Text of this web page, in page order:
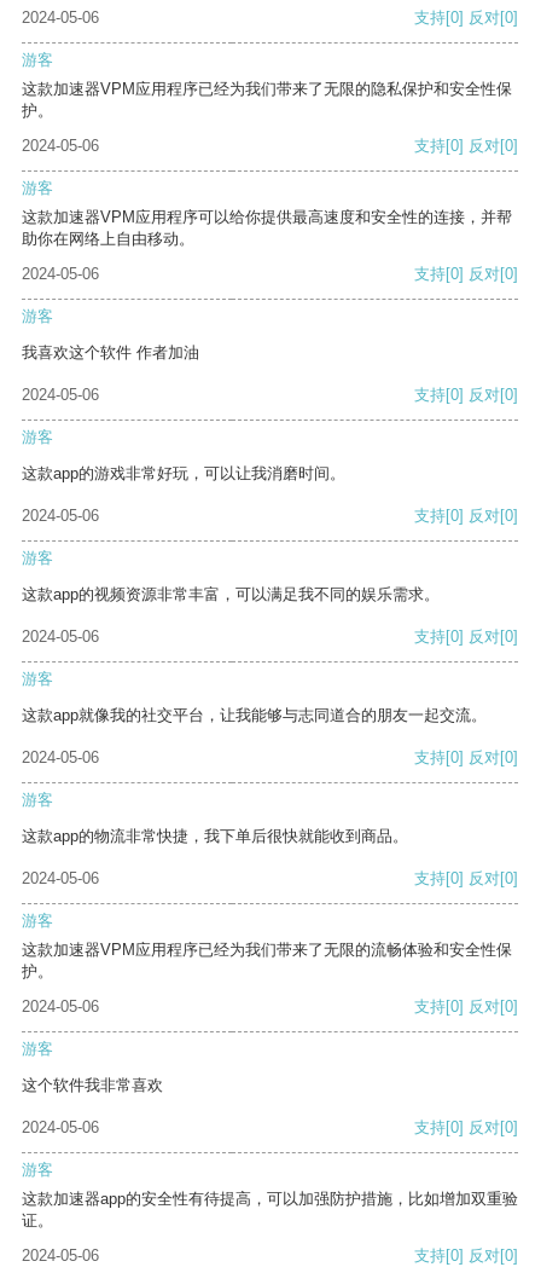
2024-05-06 支持[0] 反对[0]
游客
这款加速器VPM应用程序已经为我们带来了无限的隐私保护和安全性保
护。
2024-05-06
支持[0] 反对[0]
游客
这款加速器VPM应用程序可以给你提供最高速度和安全性的连接，并帮
助你在网络上自由移动。
2024-05-06
支持[0] 反对[0]
游客
我喜欢这个软件 作者加油
2024-05-06 支持[0] 反对[0]
游客
这款app的游戏非常好玩，可以让我消磨时间。
2024-05-06 支持[0] 反对[0]
游客
这款app的视频资源非常丰富，可以满足我不同的娱乐需求。
2024-05-06 支持[0] 反对[0]
游客
这款app就像我的社交平台，让我能够与志同道合的朋友一起交流。
2024-05-06 支持[0] 反对[0]
游客
这款app的物流非常快捷，我下单后很快就能收到商品。
2024-05-06 支持[0] 反对[0]
游客
这款加速器VPM应用程序已经为我们带来了无限的流畅体验和安全性保
护。
2024-05-06
支持[0] 反对[0]
游客
这个软件我非常喜欢
2024-05-06 支持[0] 反对[0]
游客
这款加速器app的安全性有待提高，可以加强防护措施，比如增加双重验
证。
2024-05-06
支持[0] 反对[0]